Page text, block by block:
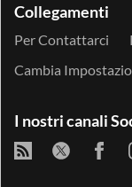
Collegamenti
Per Contattarci
Cambia
I nostri canali